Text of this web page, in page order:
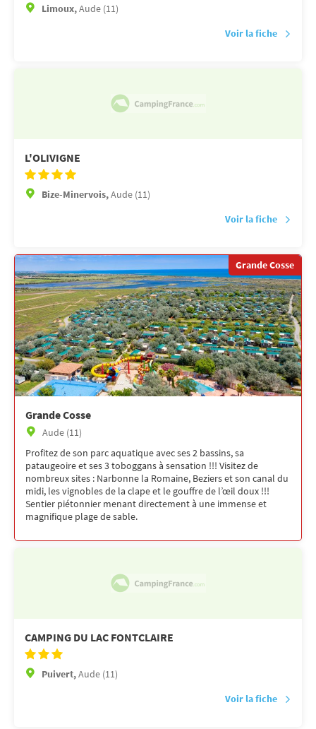
Limoux,Aude (11)
Voir la fiche
L'OLIVIGNE
Bize-Minervois,Aude (11)
Voir la fiche
Grande Cosse
Grande Cosse
Aude (11)
Profitez de son parc aquatique avec ses 2 bassins, sa
pataugeoire et ses 3 toboggans à sensation !!! Visitez de
nombreux sites : Narbonne la Romaine, Beziers et son canal du
midi, les vignobles de la clape et le gouffre de l’œil doux !!!
Sentier piétonnier menant directement à une immense et
magnifique plage de sable.
CAMPING DU LAC FONTCLAIRE
Puivert,Aude (11)
Voir la fiche